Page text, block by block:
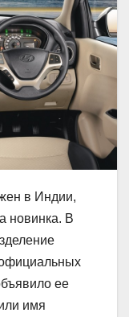
в Индии,
новинка. В
ее
имя